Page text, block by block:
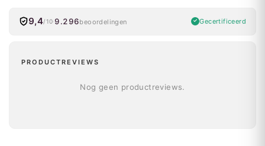
9,4/10 9.296beoordelingen Gecertificeerd
PRODUCTREVIEWS
Nog geen productreviews.